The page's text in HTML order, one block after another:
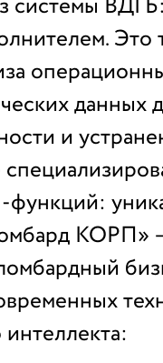
Это
данных
и
КОРП»